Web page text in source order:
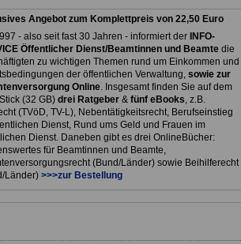
Angebot zum Komplettpreis von 22,50 Euro
- also seit fast 30 Jahren - informiert der INFO-
Öffentlicher Dienst/Beamtinnen und Beamtedie
zu wichtigen Themen rund um Einkommen und
der öffentlichen Verwaltung,sowie zur
Online. Insgesamt finden Sie auf dem
(32 GB) drei Ratgeber& fünf eBooks, z.B.
(TVöD, TV-L), Nebentätigkeitsrecht, Berufseinstieg
Dienst, Rund ums Geld und Frauen im
Dienst. Daneben gibt es drei OnlineBücher:
für Beamtinnen und Beamte,
(Bund/Länder) sowie Beihilferecht
Länder) >>>zur Bestellung